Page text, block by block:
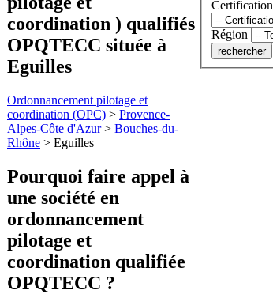
coordination ) qualifiés
OPQTECC située à
Eguilles
Ordonnancement pilotage et
coordination (OPC) > Provence-
Alpes-Côte d'Azur> Bouches-du-
Rhône > Eguilles
Pourquoi faire appel à
une société en
ordonnancement
pilotage et
coordination qualifiée
OPQTECC ?
Certification
Région